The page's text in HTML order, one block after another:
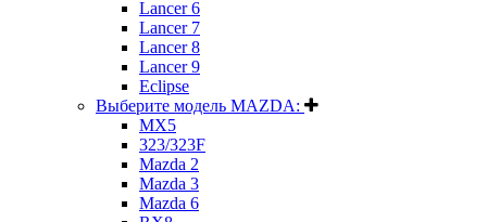
Lancer 6
Lancer 7
Lancer 8
Lancer 9
Eclipse
Выберите модель MAZDA:
MX5
323/323F
Mazda 2
Mazda 3
Mazda 6